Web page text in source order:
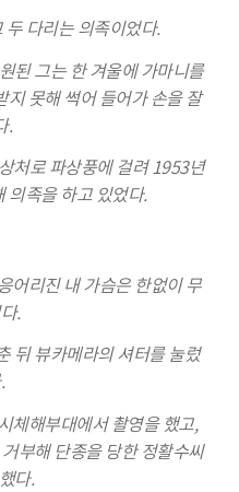
다리는 의족이었다.
된 그는 한 겨울에 가마니를
못해 썩어 들어가 손을 잘
.
처로 파상풍에 걸려 1953년
의족을 하고 있었다.
어리진 내 가슴은 한없이 무
.
뒤 뷰카메라의 셔터를 눌렀
체해부대에서 촬영을 했고,
부해 단종을 당한 정활수씨
다.